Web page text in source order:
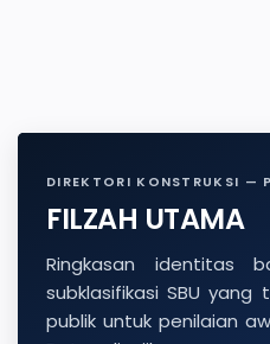
DIREKTORI KONSTRUKSI —
FILZAH UTAMA
Ringkasan identitas
subklasifikasi SBU
publik untuk penilaian